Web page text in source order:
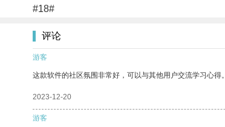
#18#
评论
游客
这款软件的社区氛围非常好，可以与其他用户交流学习心得。
2023-12-20
游客